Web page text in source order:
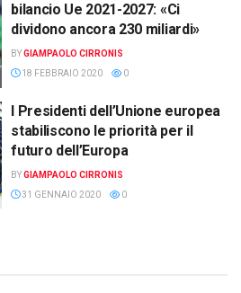
bilancio Ue 2021-2027: «Ci
dividono ancora 230 miliardi»
BYGIAMPAOLO CIRRONIS
18 FEBBRAIO 2020
0
I Presidenti dell’Unione europea
stabiliscono le priorità per il
futuro dell’Europa
BYGIAMPAOLO CIRRONIS
31 GENNAIO 2020
0